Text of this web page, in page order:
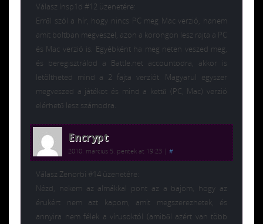
Válasz Insp1d #12 üzenetére:
Erről szól a hír, hogy nincs PC meg Mac verzió, hanem
amit boltban megveszel, azon a korongon lesz rajta a PC
és Mac verzió is. Egyébként ha meg neten veszed meg,
és beregisztrálod a Battle.net accountodra, akkor is
letöltheted mind a 2 fajta verziót. Magyarul egyszer
megveszed a játékot és mind a kettő (PC, Mac) verzió
elérhető lesz számodra.
Encrypt
2010. március 5. péntek at 19:23 #
Válasz Zenorbi #14 üzenetére:
Nézd, nekem az almákkal pont az a bajom, hogy az
érukért nem azt kapom, amit megszerezhetek, és
annyira nem félek a vírusoktól (amiből azért van több